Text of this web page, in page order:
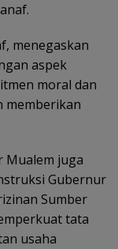
menegaskan
aspek
moral dan
memberikan
Mualem juga
Gubernur
Sumber
tata
usaha